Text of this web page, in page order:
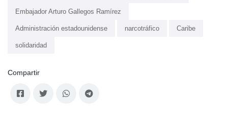
Embajador Arturo Gallegos Ramírez
Administración estadounidense narcotráfico Caribe
solidaridad
Compartir